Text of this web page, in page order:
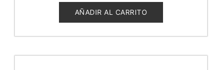
de
5
AÑADIR AL CARRITO